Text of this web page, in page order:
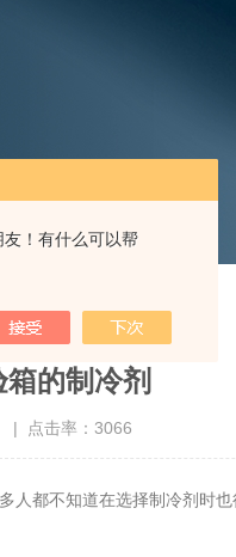
！有什么可以帮
的制冷剂
| 点击率：3066
都不知道在选择制冷剂时